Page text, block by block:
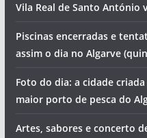
Vila Real de Santo António
Piscinas encerradas e
assim o dia no Algarve
Foto do dia: a cidade
maior porto de pesca do
Artes, sabores e concerto